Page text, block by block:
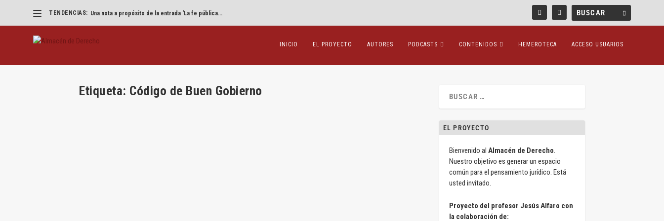
TENDENCIAS: Una nota a propósito de la entrada ‘La fe pública...
INICIO EL PROYECTO AUTORES PODCASTS CONTENIDOS HEMEROTECA ACCESO USUARIOS
Etiqueta: Código de Buen Gobierno
EL PROYECTO
Bienvenido al Almacén de Derecho.
Nuestro objetivo es generar un espacio
común para el pensamiento jurídico. Está
usted invitado.
Proyecto del profesor Jesús Alfaro con
la colaboración de: